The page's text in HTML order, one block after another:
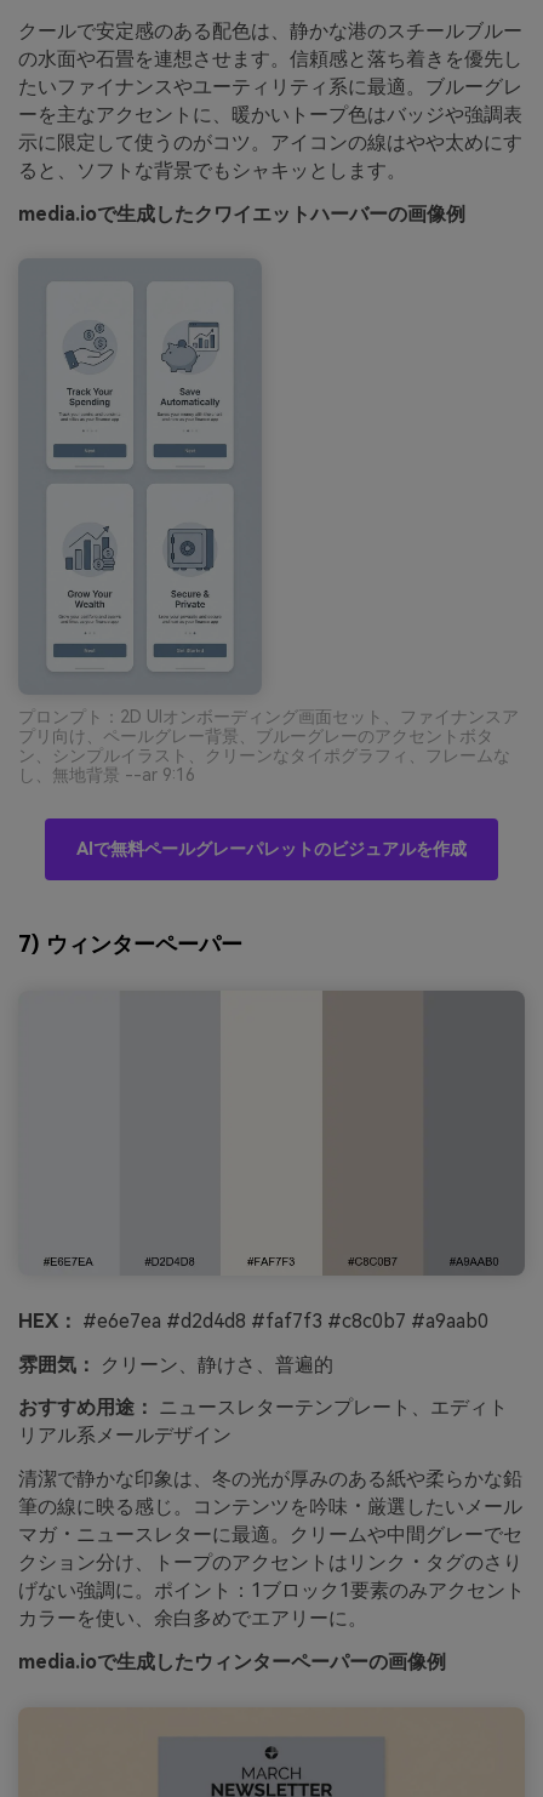
クールで安定感のある配色は、静かな港のスチールブルー
の水面や石畳を連想させます。信頼感と落ち着きを優先し
たいファイナンスやユーティリティ系に最適。ブルーグレ
ーを主なアクセントに、暖かいトープ色はバッジや強調表
示に限定して使うのがコツ。アイコンの線はやや太めにす
ると、ソフトな背景でもシャキッとします。
media.ioで生成したクワイエットハーバーの画像例
プロンプト：2D UIオンボーディング画面セット、ファイナンスア
プリ向け、ペールグレー背景、ブルーグレーのアクセントボタ
ン、シンプルイラスト、クリーンなタイポグラフィ、フレームな
し、無地背景 --ar 9:16
AIで無料ペールグレーパレットのビジュアルを作成
7) ウィンターペーパー
HEX： #e6e7ea #d2d4d8 #faf7f3 #c8c0b7 #a9aab0
雰囲気：
クリーン、静けさ、普遍的
おすすめ用途： ニュースレターテンプレート、エディト
リアル系メールデザイン
清潔で静かな印象は、冬の光が厚みのある紙や柔らかな鉛
筆の線に映る感じ。コンテンツを吟味・厳選したいメール
マガ・ニュースレターに最適。クリームや中間グレーでセ
クション分け、トープのアクセントはリンク・タグのさり
げない強調に。ポイント：1ブロック1要素のみアクセント
カラーを使い、余白多めでエアリーに。
media.ioで生成したウィンターペーパーの画像例